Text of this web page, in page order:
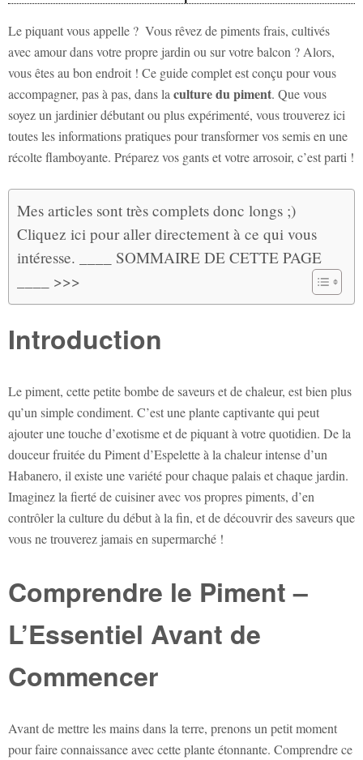
Le piquant vous appelle ? ️ Vous rêvez de piments frais, cultivés
avec amour dans votre propre jardin ou sur votre balcon ? Alors,
vous êtes au bon endroit ! Ce guide complet est conçu pour vous
accompagner, pas à pas, dans la culture du piment. Que vous
soyez un jardinier débutant ou plus expérimenté, vous trouverez ici
toutes les informations pratiques pour transformer vos semis en une
récolte flamboyante. Préparez vos gants et votre arrosoir, c’est parti !
Mes articles sont très complets donc longs ;)
Cliquez ici pour aller directement à ce qui vous
intéresse. ____ SOMMAIRE DE CETTE PAGE
____ >>>
Introduction
Le piment, cette petite bombe de saveurs et de chaleur, est bien plus
qu’un simple condiment. C’est une plante captivante qui peut
ajouter une touche d’exotisme et de piquant à votre quotidien. De la
douceur fruitée du Piment d’Espelette à la chaleur intense d’un
Habanero, il existe une variété pour chaque palais et chaque jardin.
Imaginez la fierté de cuisiner avec vos propres piments, d’en
contrôler la culture du début à la fin, et de découvrir des saveurs que
vous ne trouverez jamais en supermarché !
Comprendre le Piment –
L’Essentiel Avant de
Commencer
Avant de mettre les mains dans la terre, prenons un petit moment
pour faire connaissance avec cette plante étonnante. Comprendre ce